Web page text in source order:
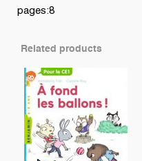
pages:8
Related products